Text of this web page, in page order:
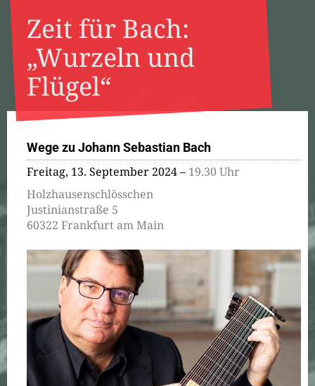
Zeit für Bach:
„Wurzeln und
Flügel“
Wege zu Johann Sebastian Bach
Freitag, 13. September 2024 – 19.30 Uhr
Holzhausenschlösschen
Justinianstraße 5
60322 Frankfurt am Main